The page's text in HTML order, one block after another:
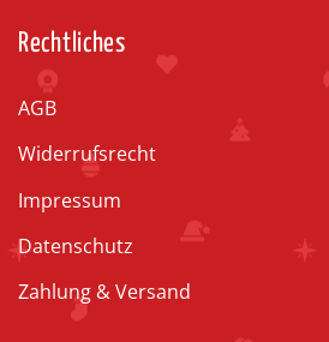
Rechtliches
AGB
Widerrufsrecht
Impressum
Datenschutz
Zahlung & Versand